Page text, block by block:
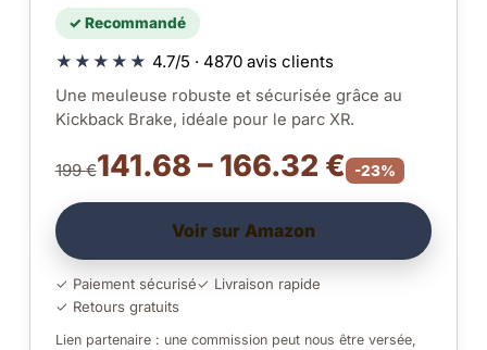
✓ Recommandé
★★★★★ 4.7/5 · 4870 avis clients
Une meuleuse robuste et sécurisée grâce au
Kickback Brake, idéale pour le parc XR.
199 €141.68 – 166.32 € -23%
Voir sur Amazon
✓ Paiement sécurisé✓ Livraison rapide
✓ Retours gratuits
Lien partenaire : une commission peut nous être versée,